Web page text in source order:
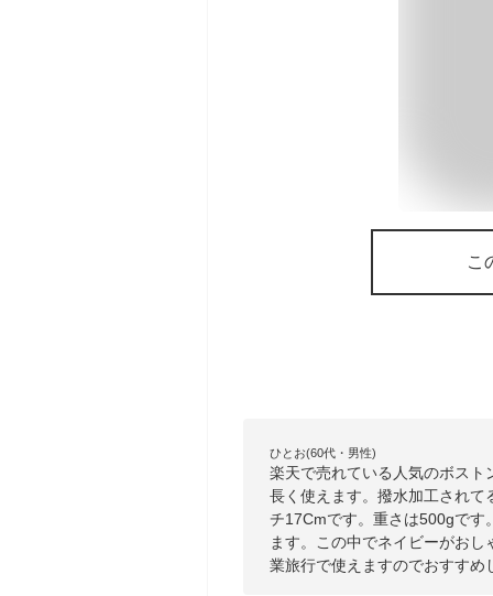
こ
ひとお(60代・男性)
楽天で売れている人気のボス
長く使えます。撥水加工され
チ17Cmです。重さは500gです
ます。この中でネイビーがお
業旅行で使えますのでおすすめ